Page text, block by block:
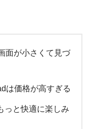
面が小さくて見づ
は価格が高すぎる
っと快適に楽しみ